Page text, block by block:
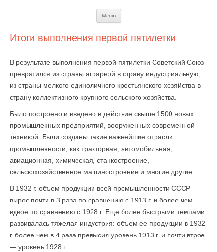
Меню
Итоги выполнения первой пятилетки
В результате выполнения первой пятилетки Советский Союз
превратился из страны аграрной в страну индустриальную,
из страны мелкого единоличного крестьянского хозяйства в
страну коллективного крупного сельского хозяйства.
Было построено и введено в действие свыше 1500 новых
промышленных предприятий, вооруженных современной
техникой. Были созданы такие важнейшие отрасли
промышленности, как тракторная, автомобильная,
авиационная, химическая, станкостроение,
сельскохозяйственное машиностроение и многие другие.
В 1932 г. объем продукции всей промышленности СССР
вырос почти в 3 раза по сравнению с 1913 г. и более чем
вдвое по сравнению с 1928 г. Еще более бы­стрыми темпами
развивалась тяжелая индустрия: объем ее продукции в 1932
г. более чем в 4 раза превысил уровень 1913 г. и почти втрое
— уровень 1928 г.